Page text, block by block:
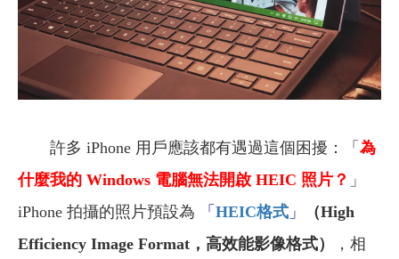
許多 iPhone 用戶應該都有遇過這個困擾：「 為
什麼我的 Windows 電腦無法開啟 HEIC 照片？ 」
iPhone 拍攝的照片預設為
「 HEIC格式 」
（High
Efficiency Image Format，高效能影像格式）
，相